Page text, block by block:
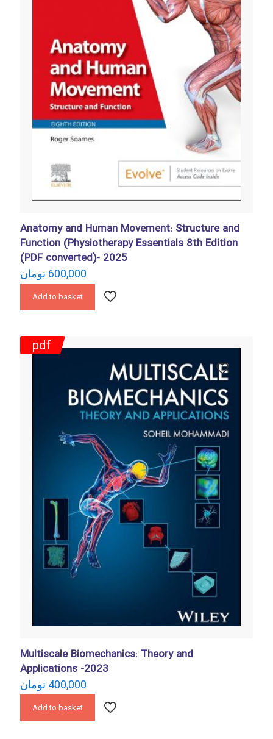
Anatomy and Human Movement: Structure and
Function (Physiotherapy Essentials 8th Edition
(PDF converted)- 2025
600,000 تومان
Add to basket
Multiscale Biomechanics: Theory and
Applications -2023
400,000 تومان
Add to basket
pdf